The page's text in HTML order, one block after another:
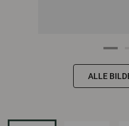
ALLE